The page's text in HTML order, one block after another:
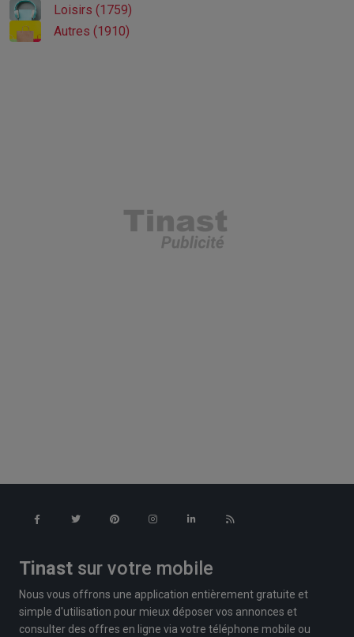
Loisirs (1759)
Autres (1910)
Tinast sur votre mobile
Nous vous offrons une application entièrement gratuite et
simple d'utilisation pour mieux déposer vos annonces et
consulter des offres en ligne via votre téléphone mobile ou